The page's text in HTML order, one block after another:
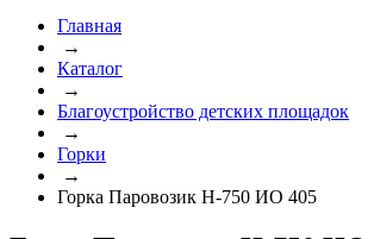
Главная
→
Каталог
→
Благоустройство детских площадок
→
Горки
→
Горка Паровозик Н-750 ИО 405